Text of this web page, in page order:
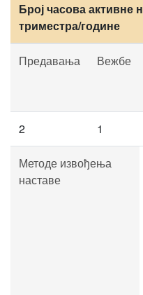
Број часова активне
триместра/године
Предавања Вежбе
2 1
Методе извођења
наставе